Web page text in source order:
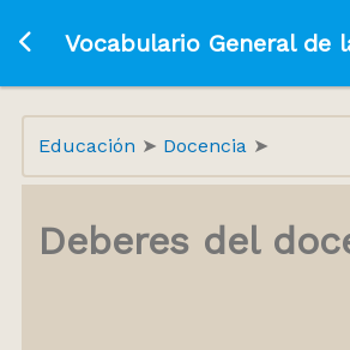
Ir a la página principal
Vocabulario General de
Educación Docencia
Deberes del